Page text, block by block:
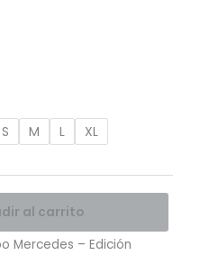
S M L XL
al carrito
Mercedes – Edición